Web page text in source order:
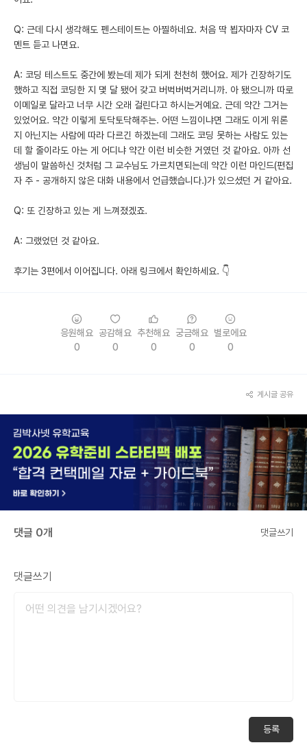
Q: 근데 다시 생각해도 펜스테이트는 아찔하네요. 처음 딱 뵙자마자 CV 코
멘트 듣고 나면요.
A: 코딩 테스트도 중간에 봤는데 제가 되게 천천히 했어요. 제가 긴장하기도
했하고 직접 코딩한 지 몇 달 됐어 갖고 버벅버벅거리니까. 아 됐으니까 따로
이메일로 달라고 너무 시간 오래 걸린다고 하시는거예요. 근데 약간 그거는
있었어요. 약간 이렇게 토닥토닥해주는. 어떤 느낌이냐면 그래도 이게 위론
지 아닌지는 사람에 따라 다르긴 하겠는데 그래도 코딩 못하는 사람도 있는
데 할 줄이라도 아는 게 어디냐 약간 이런 비슷한 거였던 것 같아요. 아까 선
생님이 말씀하신 것처럼 그 교수님도 가르치면되는데 약간 이런 마인드(편집
자 주 - 공개하지 않은 대화 내용에서 언급했습니다.)가 있으셨던 거 같아요.
Q: 또 긴장하고 있는 게 느껴졌겠죠.
A: 그랬었던 것 같아요.
후기는 3편에서 이어집니다. 아래 링크에서 확인하세요. 👇
응원해요
0
공감해요
0
추천해요
0
궁금해요
0
별로에요
0
게시글 공유
댓글 0개 댓글쓰기
댓글쓰기
등록